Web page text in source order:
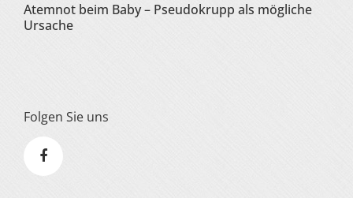
Atemnot beim Baby – Pseudokrupp als mögliche
Ursache
Folgen Sie uns